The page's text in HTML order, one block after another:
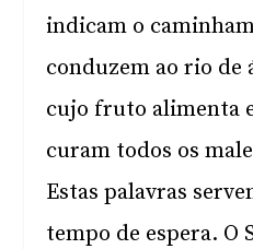
indicam o
conduzem ao rio de
cujo fruto alimenta
curam todos os
Estas palavras
tempo de espera. O